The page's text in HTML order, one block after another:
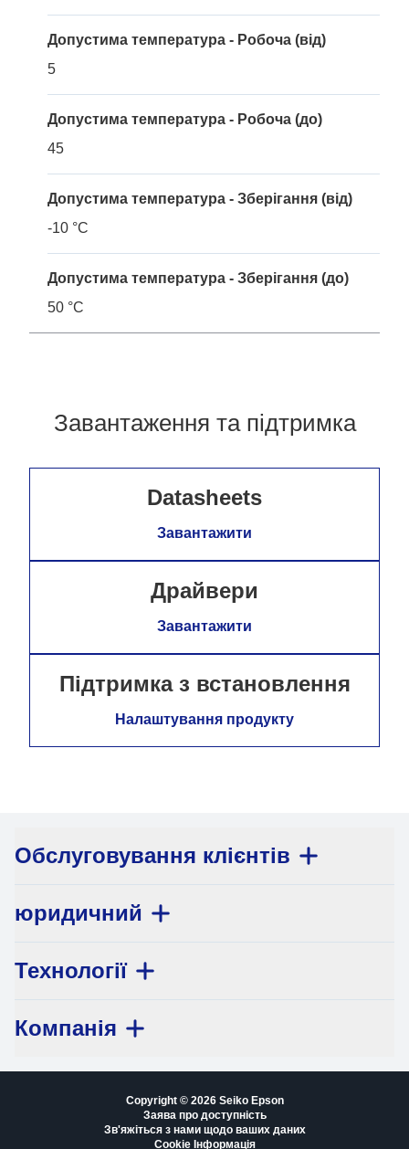
Допустима температура - Робоча (від)
5
Допустима температура - Робоча (до)
45
Допустима температура - Зберігання (від)
-10 °C
Допустима температура - Зберігання (до)
50 °C
Завантаження та підтримка
Datasheets
Завантажити
Драйвери
Завантажити
Підтримка з встановлення
Налаштування продукту
Обслуговування клієнтів
юридичний
Технології
Компанія
Copyright © 2026 Seiko Epson
Заява про доступність
Зв'яжіться з нами щодо ваших даних
Cookie Інформація